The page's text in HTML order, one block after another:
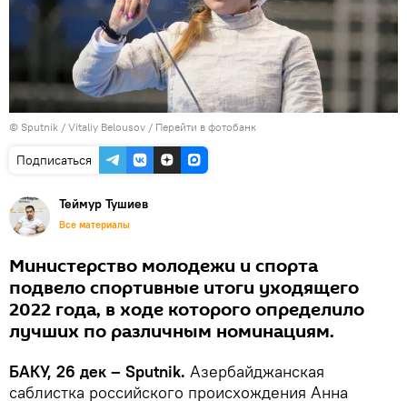
© Sputnik / Vitaliy Belousov / Перейти в фотобанк
Подписаться
Теймур Тушиев
Все материалы
Министерство молодежи и спорта
подвело спортивные итоги уходящего
2022 года, в ходе которого определило
лучших по различным номинациям.
БАКУ, 26 дек – Sputnik. Азербайджанская
саблистка российского происхождения Анна